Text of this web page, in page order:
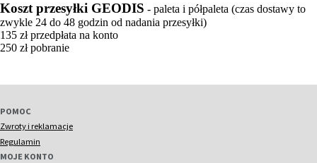
Koszt przesyłki GEODIS - paleta i półpaleta (czas dostawy to
zwykle 24 do 48 godzin od nadania przesyłki)
135 zł przedpłata na konto
250 zł pobranie
POMOC
Zwroty i reklamacje
Regulamin
MOJE KONTO